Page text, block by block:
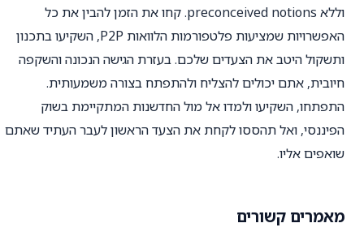
וללא preconceived notions. קחו את הזמן להבין את כל
האפשרויות שמציעות פלטפורמות הלוואות P2P, השקיעו בתכנון
ותשקול היטב את הצעדים שלכם. בעזרת הגישה הנכונה והשקפה
חיובית, אתם יכולים להצליח ולהתפתח בצורה משמעותית.
התפתחו, השקיעו ולמדו אל מול החדשנות המתקיימת בשוק
הפיננסי, ואל תהססו לקחת את הצעד הראשון לעבר העתיד שאתם
שואפים אליו.
מאמרים קשורים